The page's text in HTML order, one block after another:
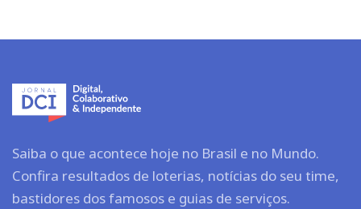
Saiba o que acontece hoje no Brasil e no Mundo.
Confira resultados de loterias, notícias do seu time,
bastidores dos famosos e guias de serviços.